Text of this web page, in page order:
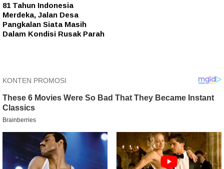
81 Tahun Indonesia
Merdeka, Jalan Desa
Pangkalan Siata Masih
Dalam Kondisi Rusak Parah